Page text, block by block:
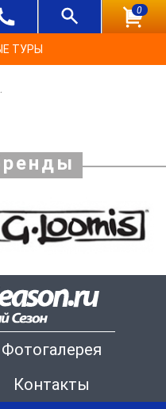
0
ТУРЫ
Фотогалерея
Контакты